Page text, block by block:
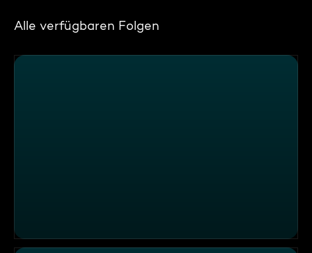
Alle verfügbaren Folgen
Käsefondue-Challenge im Allgäu